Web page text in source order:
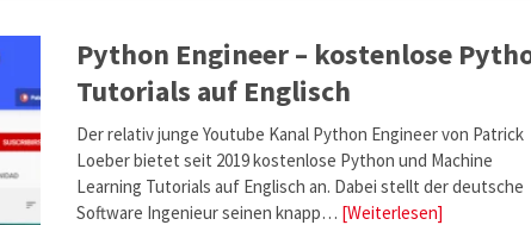
Python Engineer – kostenlose
Tutorials auf Englisch
Der relativ junge Youtube Kanal Python Engineer von Patrick
Loeber bietet seit 2019 kostenlose Python und Machine
Learning Tutorials auf Englisch an. Dabei stellt der deutsche
Software Ingenieur seinen knapp… [Weiterlesen]